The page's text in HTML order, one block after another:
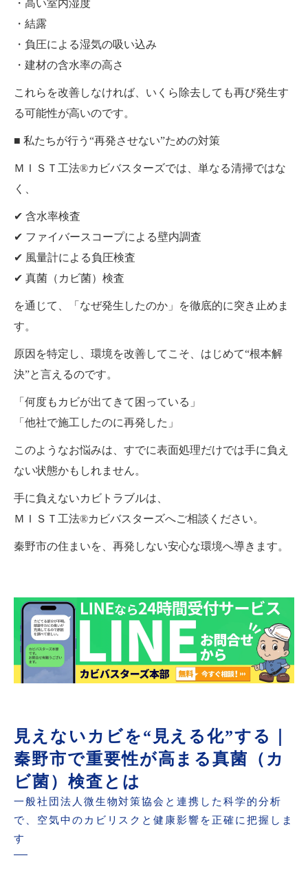
・高い室内湿度
・結露
・負圧による湿気の吸い込み
・建材の含水率の高さ
これらを改善しなければ、いくら除去しても再び発生す
る可能性が高いのです。
■ 私たちが行う“再発させない”ための対策
ＭＩＳＴ工法®カビバスターズでは、単なる清掃ではな
く、
✔ 含水率検査
✔ ファイバースコープによる壁内調査
✔ 風量計による負圧検査
✔ 真菌（カビ菌）検査
を通じて、「なぜ発生したのか」を徹底的に突き止めま
す。
原因を特定し、環境を改善してこそ、はじめて“根本解
決”と言えるのです。
「何度もカビが出てきて困っている」
「他社で施工したのに再発した」
このようなお悩みは、すでに表面処理だけでは手に負え
ない状態かもしれません。
手に負えないカビトラブルは、
ＭＩＳＴ工法®カビバスターズへご相談ください。
秦野市の住まいを、再発しない安心な環境へ導きます。
見えないカビを“見える化”する｜
秦野市で重要性が高まる真菌（カ
ビ菌）検査とは
一般社団法人微生物対策協会と連携した科学的分析
で、空気中のカビリスクと健康影響を正確に把握しま
す